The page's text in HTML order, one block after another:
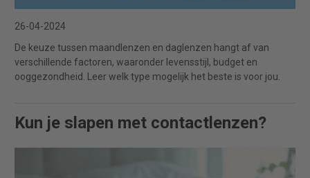
26-04-2024
De keuze tussen maandlenzen en daglenzen hangt af van
verschillende factoren, waaronder levensstijl, budget en
ooggezondheid. Leer welk type mogelijk het beste is voor jou.
Kun je slapen met contactlenzen?